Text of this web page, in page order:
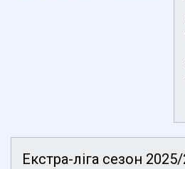
Екстра-ліга сезон